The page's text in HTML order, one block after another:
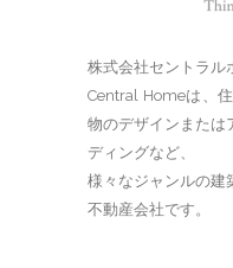
株式会社セントラル
Central Homeは、
物のデザインまたは
ディングなど、
様々なジャンルの建
不動産会社です。